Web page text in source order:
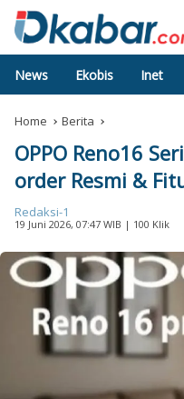
News Ekobis Inet
Home Berita
OPPO Reno16
order Resmi &
Redaksi-1
19 Juni 2026, 07:47 WIB | 100 Klik